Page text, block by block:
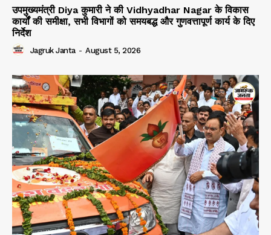
उपमुख्यमंत्री Diya कुमारी ने की Vidhyadhar Nagar के विकास
कार्यों की समीक्षा, सभी विभागों को समयबद्ध और गुणवत्तापूर्ण कार्य के दिए
निर्देश
Jagruk Janta - August 5, 2026